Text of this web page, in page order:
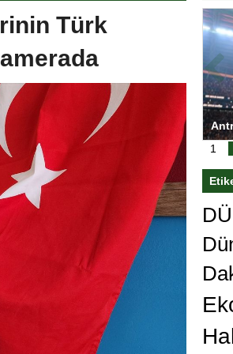
Türk
”Hayır” diyen Mertens,
bakın ne istedi
1